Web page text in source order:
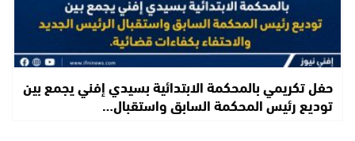
حفل تكريمي بالمحكمة الابتدائية بسيدي إفني يجمع بين
توديع رئيس المحكمة السابق واستقبال…